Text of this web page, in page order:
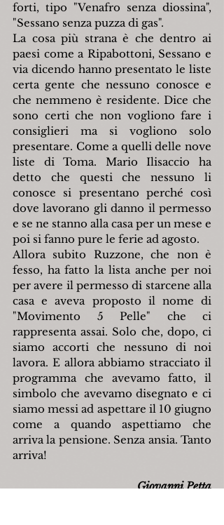
forti, tipo "Venafro senza diossina",
"Sessano senza puzza di gas".
La cosa più strana è che dentro ai
paesi come a Ripabottoni, Sessano e
via dicendo hanno presentato le liste
certa gente che nessuno conosce e
che nemmeno è residente. Dice che
sono certi che non vogliono fare i
consiglieri ma si vogliono solo
presentare. Come a quelli delle nove
liste di Toma. Mario Ilisaccio ha
detto che questi che nessuno li
conosce si presentano perché così
dove lavorano gli danno il permesso
e se ne stanno alla casa per un mese e
poi si fanno pure le ferie ad agosto.
Allora subito Ruzzone, che non è
fesso, ha fatto la lista anche per noi
per avere il permesso di starcene alla
casa e aveva proposto il nome di
"Movimento 5 Pelle" che ci
rappresenta assai. Solo che, dopo, ci
siamo accorti che nessuno di noi
lavora. E allora abbiamo stracciato il
programma che avevamo fatto, il
simbolo che avevamo disegnato e ci
siamo messi ad aspettare il 10 giugno
come a quando aspettiamo che
arriva la pensione. Senza ansia. Tanto
arriva!
Giovanni Petta